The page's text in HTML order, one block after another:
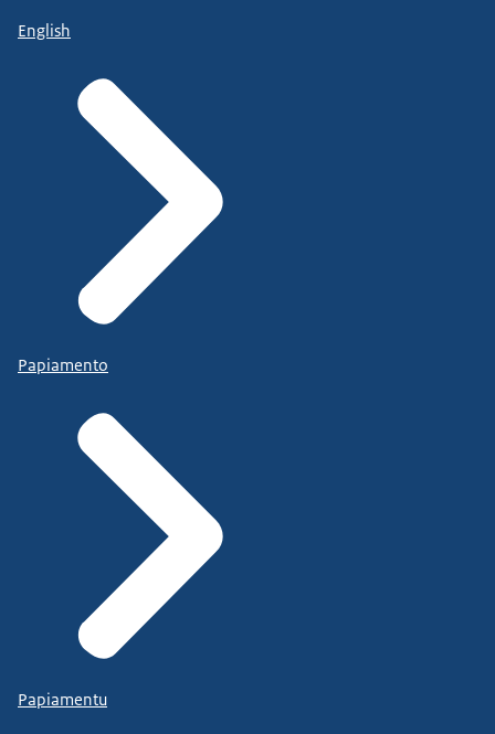
English
Papiamento
Papiamentu